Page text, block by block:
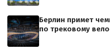
Берлин примет
по трековому